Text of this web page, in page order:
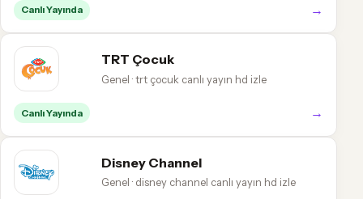
Canlı Yayında →
TRT Çocuk
Genel · trt çocuk canlı yayın hd izle
Canlı Yayında →
Disney Channel
Genel · disney channel canlı yayın hd izle